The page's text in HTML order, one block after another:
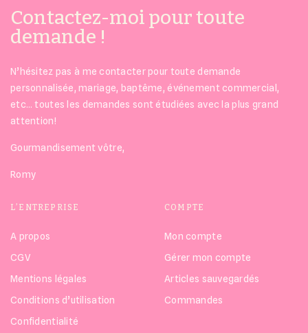
Contactez-moi pour toute
demande !
N’hésitez pas à me contacter pour toute demande
personnalisée, mariage, baptême, événement commercial,
etc… toutes les demandes sont étudiées avec la plus grand
attention!
Gourmandisement vôtre,
Romy
L’ENTREPRISE
A propos
CGV
Mentions légales
Conditions d’utilisation
Confidentialité
COMPTE
Mon compte
Gérer mon compte
Articles sauvegardés
Commandes